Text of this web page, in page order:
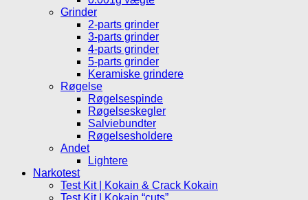
Grinder
2-parts grinder
3-parts grinder
4-parts grinder
5-parts grinder
Keramiske grindere
Røgelse
Røgelsespinde
Røgelseskegler
Salviebundter
Røgelsesholdere
Andet
Lightere
Narkotest
Test Kit | Kokain & Crack Kokain